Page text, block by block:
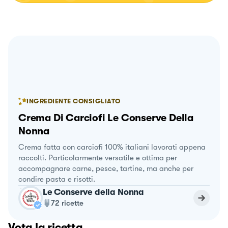
INGREDIENTE CONSIGLIATO
Crema Di Carciofi Le Conserve Della
Nonna
Crema fatta con carciofi 100% italiani lavorati appena
raccolti. Particolarmente versatile e ottima per
accompagnare carne, pesce, tartine, ma anche per
condire pasta e risotti.
Le Conserve della Nonna
72 ricette